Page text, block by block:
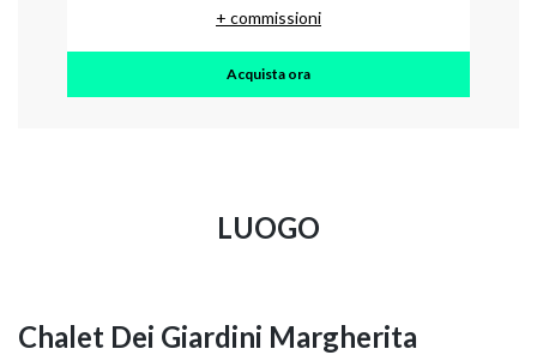
+ commissioni
Acquista ora
LUOGO
Chalet Dei Giardini Margherita